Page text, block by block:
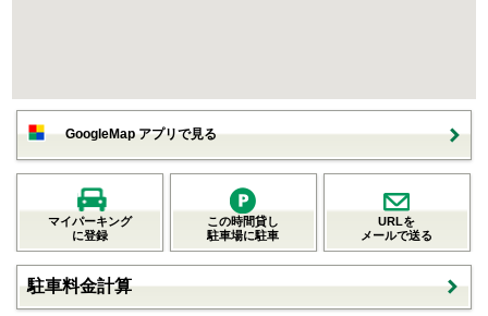
GoogleMap アプリで見る
マイパーキング
に登録
この時間貸し
駐車場に駐車
URLを
メールで送る
駐車料金計算